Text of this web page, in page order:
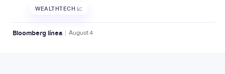
WEALTHTECH 📈
Bloomberg línea | August4